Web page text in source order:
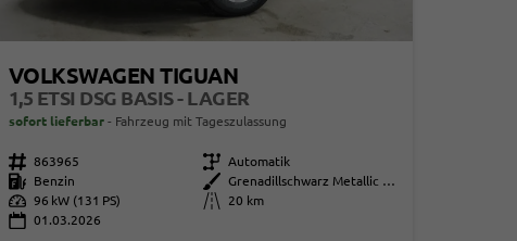
VOLKSWAGEN TIGUAN
1,5 ETSI DSG BASIS - LAGER
sofort lieferbar Fahrzeug mit Tageszulassung
Fahrzeugnr. 863965 Getriebe Automatik
Kraftstoff
Benzin Außenfarbe
Grenadillschwarz Metallic (0E)
Leistung 96 kW (131 PS) Kilometerstand
20 km
01.03.2026